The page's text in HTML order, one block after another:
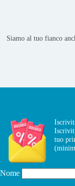
Siamo al tuo fianco
tuo
Nome